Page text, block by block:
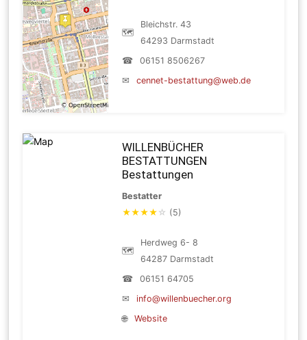
🗺
Bleichstr. 43
64293 Darmstadt
☎
06151 8506267
✉
cennet-bestattung@web.de
WILLENBÜCHER
BESTATTUNGEN
Bestattungen
Bestatter
★★★★ ☆ (5)
🗺
Herdweg 6- 8
64287 Darmstadt
☎
06151 64705
✉
info@willenbuecher.org
🌐
Website